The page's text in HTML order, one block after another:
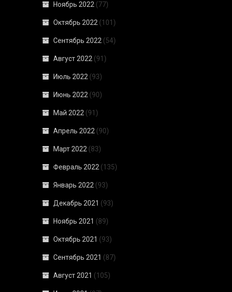
Ноябрь 2022 (77)
Октябрь 2022 (101)
Сентябрь 2022 (54)
Август 2022 (91)
Июль 2022 (93)
Июнь 2022 (90)
Май 2022 (91)
Апрель 2022 (90)
Март 2022 (83)
Февраль 2022 (135)
Январь 2022 (93)
Декабрь 2021 (93)
Ноябрь 2021 (89)
Октябрь 2021 (93)
Сентябрь 2021 (87)
Август 2021 (105)